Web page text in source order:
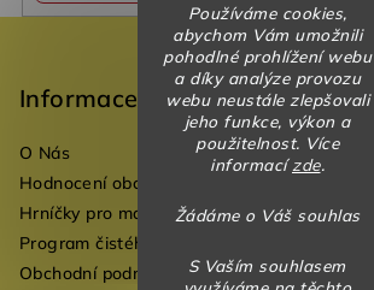
Používáme cookies,
abychom Vám umožnili
pohodlné prohlížení webu
a díky analýze provozu
webu neustále zlepšovali
jeho funkce, výkon a
použitelnost. Více
informacízde.
Žádáme o Váš souhlas
S Vaším souhlasem
Informace
O Nás
Hodnocení obchodu
Hrníčky pro mateřské školky
Program čistého vzduchu pro mateřské
Obchodní podmínky